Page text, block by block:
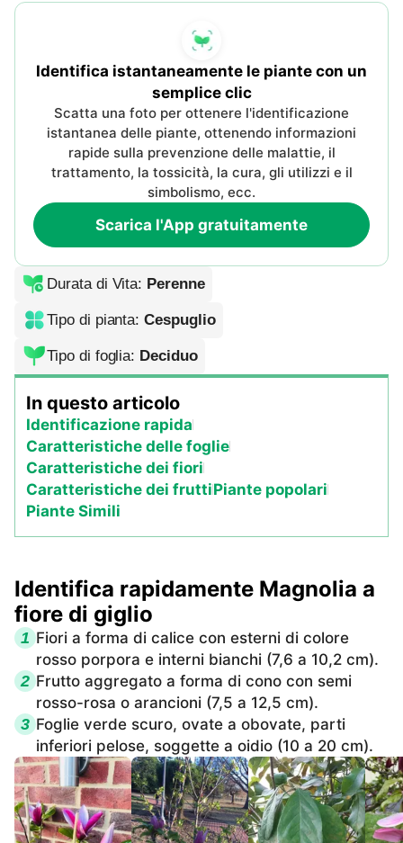
Identifica istantaneamente le piante con un
semplice clic
Scatta una foto per ottenere l'identificazione
istantanea delle piante, ottenendo informazioni
rapide sulla prevenzione delle malattie, il
trattamento, la tossicità, la cura, gli utilizzi e il
simbolismo, ecc.
Scarica l'App gratuitamente
Durata di Vita: Perenne
Tipo di pianta:Cespuglio
Tipo di foglia: Deciduo
In questo articolo
Identificazione rapida
Caratteristiche delle foglie
Caratteristiche dei fiori
Caratteristiche dei fruttiPiante popolari
Piante Simili
Identifica rapidamente Magnolia a
fiore di giglio
1 Fiori a forma di calice con esterni di colore
rosso porpora e interni bianchi (7,6 a 10,2 cm).
2 Frutto aggregato a forma di cono con semi
rosso-rosa o arancioni (7,5 a 12,5 cm).
3 Foglie verde scuro, ovate a obovate, parti
inferiori pelose, soggette a oidio (10 a 20 cm).